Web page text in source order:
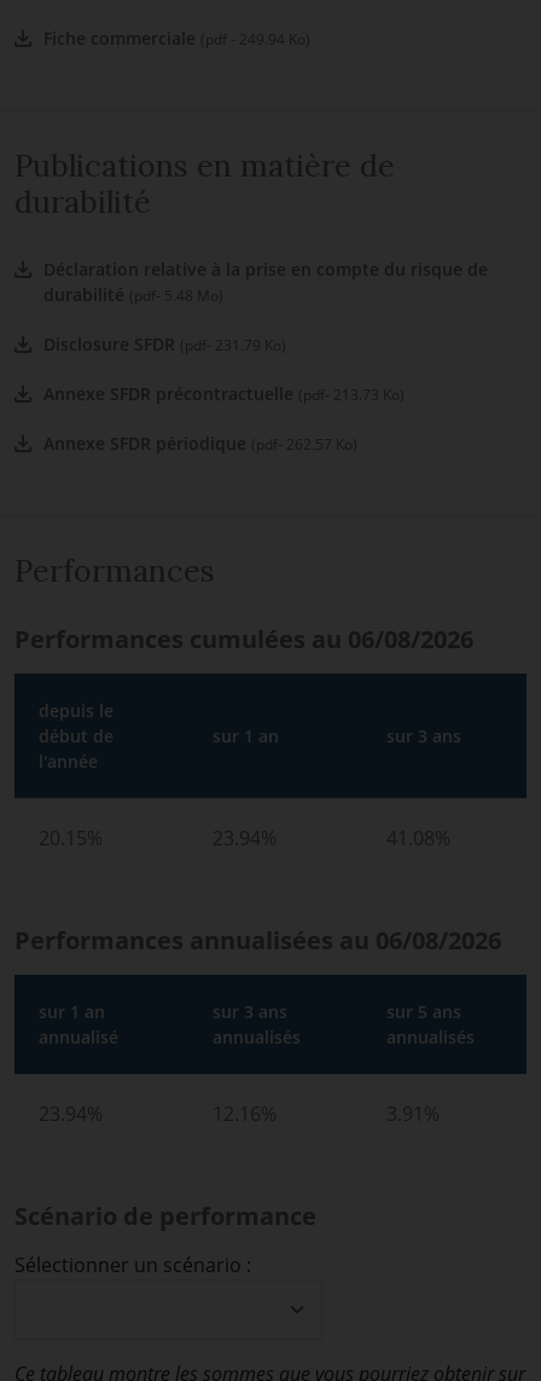
Fiche commerciale (pdf - 249.94 Ko)
Publications en matière de
durabilité
Déclaration relative à la prise en compte du risque de
durabilité (pdf- 5.48 Mo)
Disclosure SFDR (pdf- 231.79 Ko)
Annexe SFDR précontractuelle (pdf- 213.73 Ko)
Annexe SFDR périodique (pdf- 262.57 Ko)
Performances
Performances cumulées au 06/08/2026
depuis le
début de
l'année
sur 1 an sur 3 ans
20.15% 23.94% 41.08%
Performances annualisées au 06/08/2026
sur 1 an
annualisé
sur 3 ans
annualisés
sur 5 ans
annualisés
23.94% 12.16% 3.91%
Scénario de performance
Sélectionner un scénario :
Ce tableau montre les sommes que vous pourriez obtenir sur